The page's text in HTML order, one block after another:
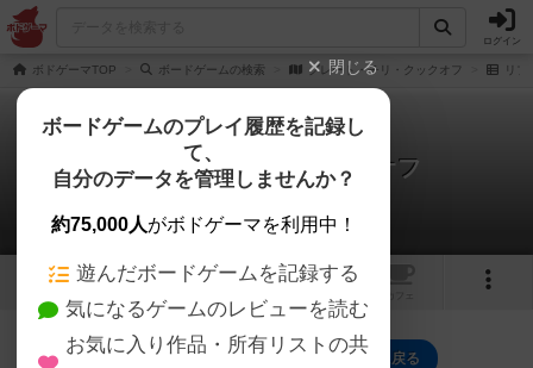
ログイン
ボドゲーマTOP ボードゲームの検索 グレート・チリ・クックオフ リプ
グレート・チリ・クックオフ
0件のリプレイ日記
1
グレート・チリ・クックオフのトップに戻る
閉じる
ボードゲームのプレイ履歴を記録し
て、
自分のデータを管理しませんか？
約75,000人がボドゲーマを利用中！
遊んだボードゲームを記録する
気になるゲームのレビューを読む
お気に入り作品・所有リストの共